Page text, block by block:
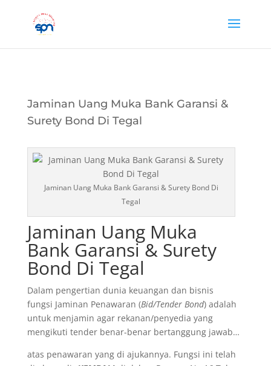
Jaminan Uang Muka Bank Garansi &
Surety Bond Di Tegal
Jaminan Uang Muka Bank Garansi & Surety Bond Di
Tegal
Jaminan Uang Muka
Bank Garansi & Surety
Bond Di Tegal
Dalam pengertian dunia keuangan dan bisnis
fungsi Jaminan Penawaran (Bid/Tender Bond) adalah
untuk menjamin agar rekanan/penyedia yang
mengikuti tender benar-benar bertanggung jawab…
atas penawaran yang di ajukannya. Fungsi ini telah